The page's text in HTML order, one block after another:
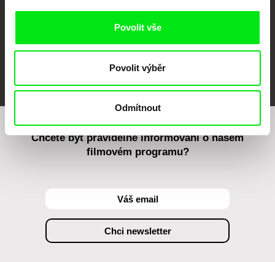
Povolit vše
Povolit výběr
Odmítnout
Chcete být pravidelně informováni o našem
filmovém programu?